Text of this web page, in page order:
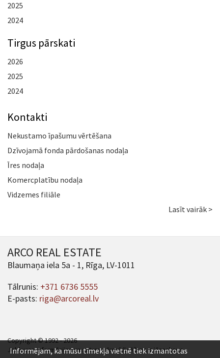
2025
2024
Tirgus pārskati
2026
2025
2024
Kontakti
Nekustamo īpašumu vērtēšana
Dzīvojamā fonda pārdošanas nodaļa
Īres nodaļa
Komercplatību nodaļa
Vidzemes filiāle
Lasīt vairāk >
ARCO REAL ESTATE
Blaumaņa iela 5a - 1, Rīga, LV-1011
Tālrunis: +371 6736 5555
E-pasts: riga@arcoreal.lv
Copyright © 1992 - 2026
Jebkuras informācijas un satura pārpublicēšana ir jāsaskaņo.
Informējam, ka mūsu tīmekļa vietnē tiek izmantotas